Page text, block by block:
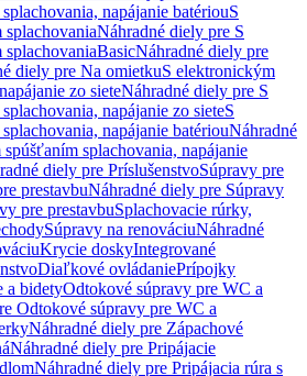
napájanie batériouS
Náhradné diely pre S
BasicNáhradné diely pre
diely pre Na omietkuS elektronickým
zo sieteNáhradné diely pre S
napájanie zo sieteS
napájanie batériouNáhradné
splachovania, napájanie
diely pre PríslušenstvoSúpravy pre
prestavbuNáhradné diely pre Súpravy
pre prestavbuSplachovacie rúrky,
Súpravy na renováciuNáhradné
Krycie doskyIntegrované
Diaľkové ovládaniePrípojky
a bidetyOdtokové súpravy pre WC a
Odtokové súpravy pre WC a
Náhradné diely pre Zápachové
Náhradné diely pre Pripájacie
Náhradné diely pre Pripájacia rúra s